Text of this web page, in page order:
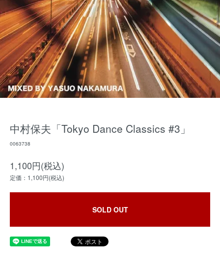
中村保夫「Tokyo Dance Classics #3」
0063738
1,100円(税込)
定価：1,100円(税込)
SOLD OUT